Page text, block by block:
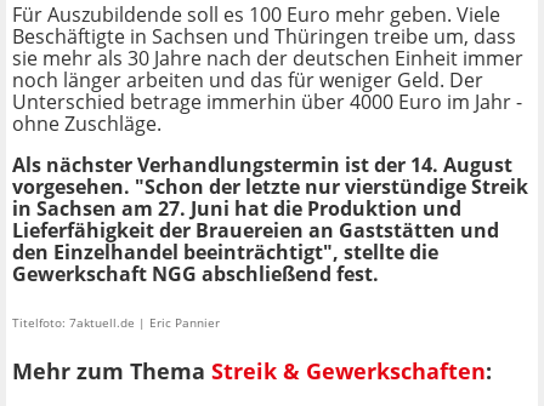
Für Auszubildende soll es 100 Euro mehr geben. Viele
Beschäftigte in Sachsen und Thüringen treibe um, dass
sie mehr als 30 Jahre nach der deutschen Einheit immer
noch länger arbeiten und das für weniger Geld. Der
Unterschied betrage immerhin über 4000 Euro im Jahr -
ohne Zuschläge.
Als nächster Verhandlungstermin ist der 14. August
vorgesehen. "Schon der letzte nur vierstündige Streik
in Sachsen am 27. Juni hat die Produktion und
Lieferfähigkeit der Brauereien an Gaststätten und
den Einzelhandel beeinträchtigt", stellte die
Gewerkschaft NGG abschließend fest.
Titelfoto: 7aktuell.de | Eric Pannier
Mehr zum Thema Streik & Gewerkschaften: